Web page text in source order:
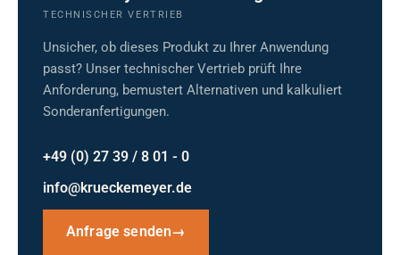
TECHNISCHER VERTRIEB
Unsicher, ob dieses Produkt zu Ihrer Anwendung
passt? Unser technischer Vertrieb prüft Ihre
Anforderung, bemustert Alternativen und kalkuliert
Sonderanfertigungen.
+49 (0) 27 39 / 8 01 - 0
info@krueckemeyer.de
Anfrage senden→